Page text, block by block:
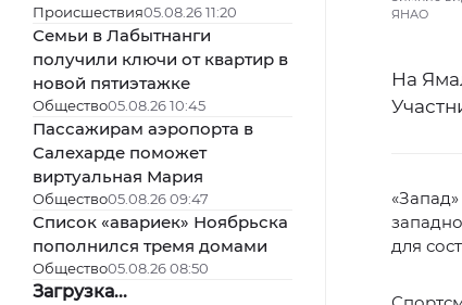
Происшествия05.08.26 11:20
Семьи в Лабытнанги
получили ключи от квартир в
новой пятиэтажке
Общество05.08.26 10:45
Пассажирам аэропорта в
Салехарде поможет
виртуальная Мария
Общество05.08.26 09:47
Список «авариек» Ноябрьска
пополнился тремя домами
Общество05.08.26 08:50
Загрузка...
ЯНАО
На
для